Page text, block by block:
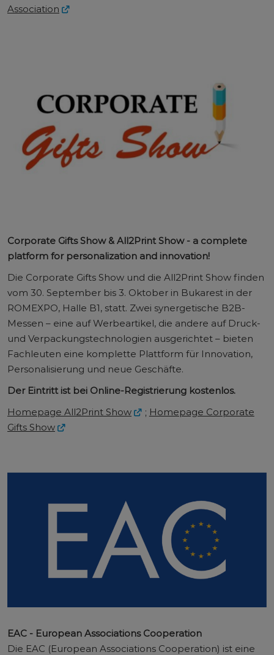
Association
Corporate Gifts Show & All2Print Show - a complete
platform for personalization and innovation!
Die Corporate Gifts Show und die All2Print Show finden
vom 30. September bis 3. Oktober in Bukarest in der
ROMEXPO, Halle B1, statt. Zwei synergetische B2B-
Messen – eine auf Werbeartikel, die andere auf Druck-
und Verpackungstechnologien ausgerichtet – bieten
Fachleuten eine komplette Plattform für Innovation,
Personalisierung und neue Geschäfte.
Der Eintritt ist bei Online-Registrierung kostenlos.
Homepage All2Print Show
; Homepage Corporate
Gifts Show
EAC - European Associations Cooperation
Die EAC (European Associations Cooperation) ist eine